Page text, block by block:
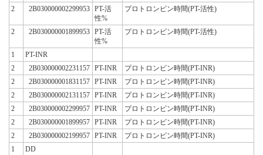
2 2B030000002299953 PT-活
性%
プロトロンビン時間(PT-活性)
2 2B030000001899953 PT-活
性%
プロトロンビン時間(PT-活性)
1
PT-INR
2
2B030000002231157 PT-INR
プロトロンビン時間(PT-INR)
2
2B030000001831157 PT-INR
プロトロンビン時間(PT-INR)
2
2B030000002131157 PT-INR
プロトロンビン時間(PT-INR)
2
2B030000002299957 PT-INR
プロトロンビン時間(PT-INR)
2
2B030000001899957 PT-INR
プロトロンビン時間(PT-INR)
2
2B030000002199957 PT-INR
プロトロンビン時間(PT-INR)
1
DD